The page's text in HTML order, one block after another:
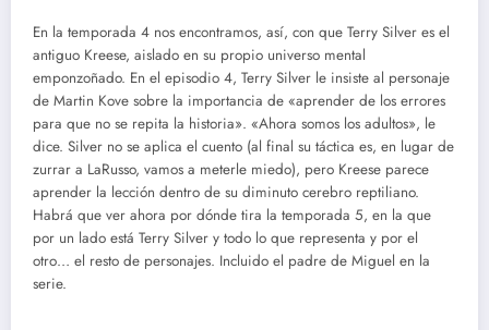
En la temporada 4 nos encontramos, así, con que Terry Silver es el
antiguo Kreese, aislado en su propio universo mental
emponzoñado. En el episodio 4, Terry Silver le insiste al personaje
de Martin Kove sobre la importancia de «aprender de los errores
para que no se repita la historia». «Ahora somos los adultos», le
dice. Silver no se aplica el cuento (al final su táctica es, en lugar de
zurrar a LaRusso, vamos a meterle miedo), pero Kreese parece
aprender la lección dentro de su diminuto cerebro reptiliano.
Habrá que ver ahora por dónde tira la temporada 5, en la que
por un lado está Terry Silver y todo lo que representa y por el
otro… el resto de personajes. Incluido el padre de Miguel en la
serie.